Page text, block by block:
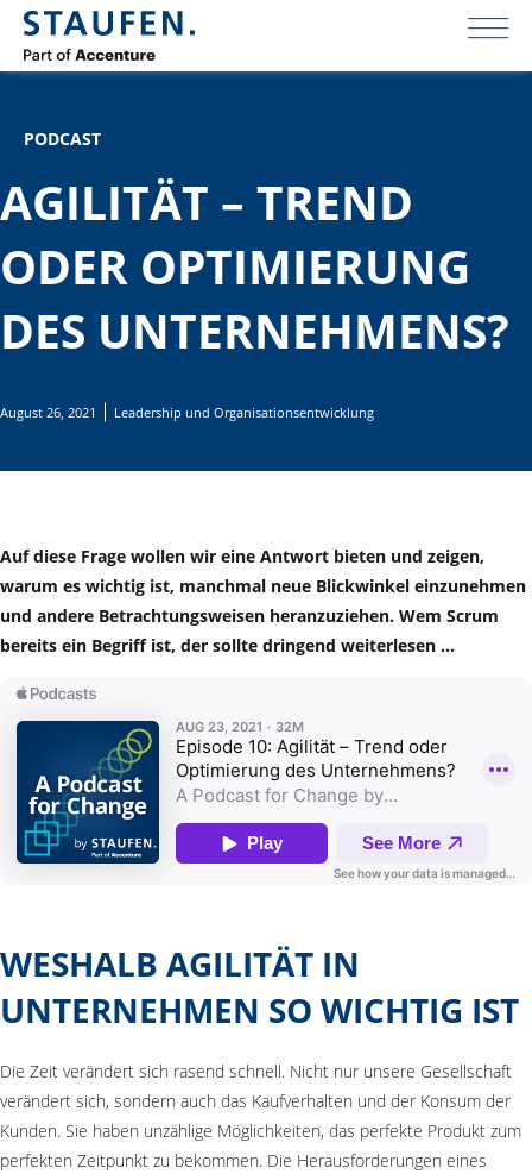
PODCAST
AGILITÄT – TREND
ODER OPTIMIERUNG
DES UNTERNEHMENS?
August 26, 2021 Leadership und Organisationsentwicklung
Auf diese Frage wollen wir eine Antwort bieten und zeigen,
warum es wichtig ist, manchmal neue Blickwinkel einzunehmen
und andere Betrachtungsweisen heranzuziehen. Wem Scrum
bereits ein Begriff ist, der sollte dringend weiterlesen …
WESHALB AGILITÄT IN
UNTERNEHMEN SO WICHTIG IST
Die Zeit verändert sich rasend schnell. Nicht nur unsere Gesellschaft
verändert sich, sondern auch das Kaufverhalten und der Konsum der
Kunden. Sie haben unzählige Möglichkeiten, das perfekte Produkt zum
perfekten Zeitpunkt zu bekommen. Die Herausforderungen eines